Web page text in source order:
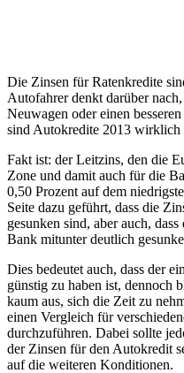
Die Zinsen für Ratenkredite
Autofahrer denkt darüber
Neuwagen oder einen
sind Autokredite 2013 wirklich
Fakt ist: der Leitzins, den die
Zone und damit auch für die
0,50 Prozent auf dem
Seite dazu geführt, dass die
gesunken sind, aber auch,
Bank mitunter deutlich
Dies bedeutet auch, dass der
günstig zu haben ist, dennoch
kaum aus, sich die Zeit zu
einen Vergleich für
durchzuführen. Dabei sollte
der Zinsen für den Autokredit
auf die weiteren Konditionen.